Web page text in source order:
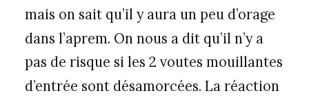
mais on sait qu’il y aura un peu d’orage
dans l’aprem. On nous a dit qu’il n’y a
pas de risque si les 2 voutes mouillantes
d’entrée sont désamorcées. La réaction